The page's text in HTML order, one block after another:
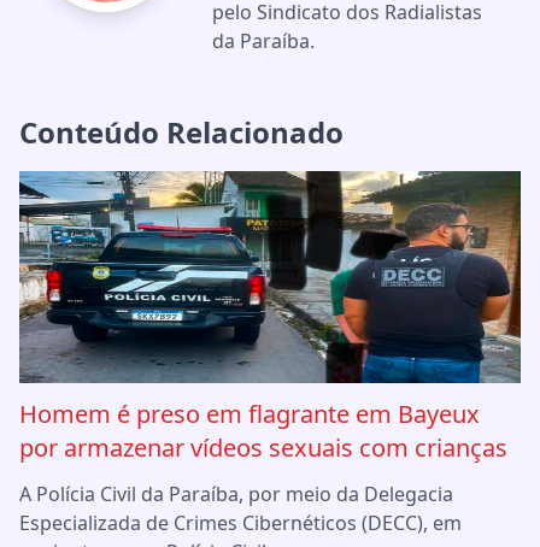
pelo Sindicato dos Radialistas
da Paraíba.
Conteúdo Relacionado
Homem é preso em flagrante em Bayeux
por armazenar vídeos sexuais com crianças
A Polícia Civil da Paraíba, por meio da Delegacia
Especializada de Crimes Cibernéticos (DECC), em